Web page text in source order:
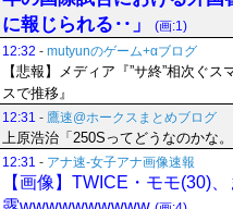
に報じられる‥」
(画:1)
12:32 - mutyunのゲーム+αブログ
【悲報】メディア『”サ終”相次ぐ
スで推移』
12:31 - 鷹速@ホークスまとめブログ
上原浩治「250Sってどうなのかな
12:31 - アナ速‐女子アナ画像速報
【画像】TWICE・モモ(30)